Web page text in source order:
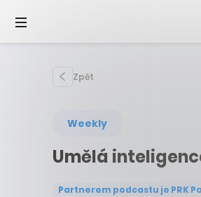
Zpět
Weekly
Umělá
Partnerem podcastu je PRK